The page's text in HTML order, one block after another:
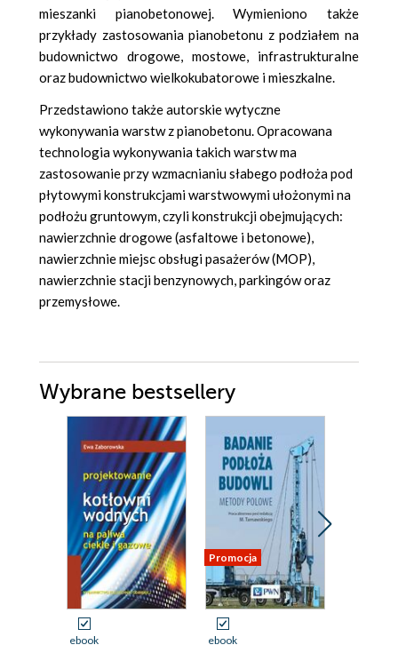
mieszanki pianobetonowej. Wymieniono także
przykłady zastosowania pianobetonu z podziałem na
budownictwo drogowe, mostowe, infrastrukturalne
oraz budownictwo wielkokubatorowe i mieszkalne.
Przedstawiono także autorskie wytyczne
wykonywania warstw z pianobetonu. Opracowana
technologia wykonywania takich warstw ma
zastosowanie przy wzmacnianiu słabego podłoża pod
płytowymi konstrukcjami warstwowymi ułożonymi na
podłożu gruntowym, czyli konstrukcji obejmujących:
nawierzchnie drogowe (asfaltowe i betonowe),
nawierzchnie miejsc obsługi pasażerów (MOP),
nawierzchnie stacji benzynowych, parkingów oraz
przemysłowe.
Wybrane bestsellery
ebook
Promocja
ebook